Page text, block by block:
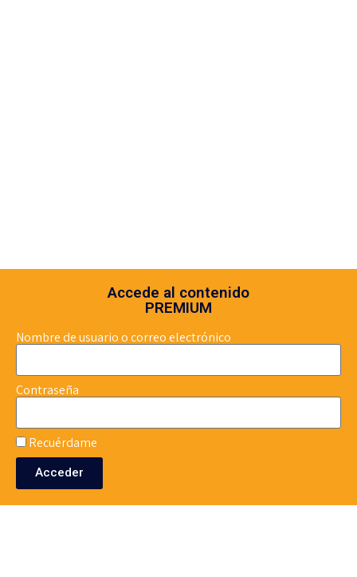
Accede al contenido
PREMIUM
Nombre de usuario o correo electrónico
Contraseña
Recuérdame
Acceder